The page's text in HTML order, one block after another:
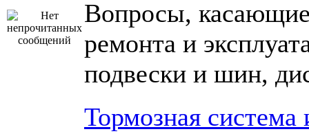
Вопросы,
ремонта и
подвески и шин,
Тормозная система